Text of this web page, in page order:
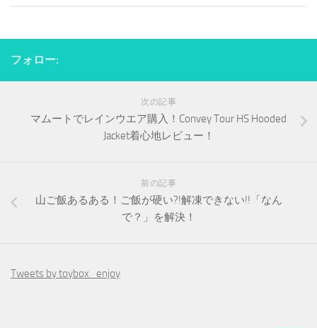
フォロー:
次の記事
マムートでレインウエア購入！Convey Tour HS Hooded
Jacket着心地レビュー！
前の記事
山ご飯あるある！ご飯が硬い?!解凍できない!!「なん
で？」を解決！
Tweets by toybox_enjoy